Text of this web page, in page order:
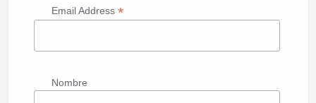
Email Address *
Nombre